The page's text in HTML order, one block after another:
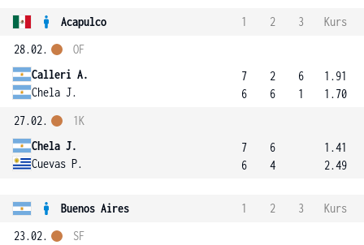
Acapulco 1 2 3
Kurs
28.02.
Calleri A.
Chela J.
OF
7
6
2
6
6
1
1.91
1.70
27.02.
Chela J.
Cuevas P.
1K
7
6
6
4
1.41
2.49
Buenos Aires 1 2 3
Kurs
23.02.
SF